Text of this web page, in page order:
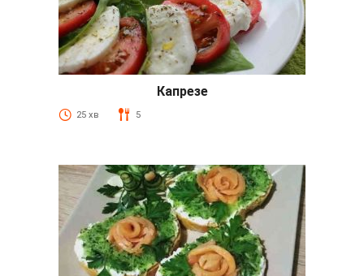
Капрезе
25 хв 5